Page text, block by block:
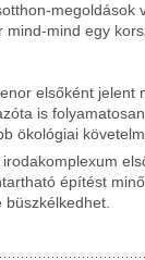
megoldások
mind-mind egy
elsőként jelent
is
ökológiai
építést